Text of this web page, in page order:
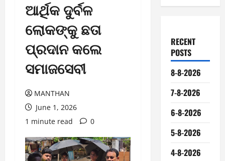
ଆର୍ଥିକ ଦୁର୍ବଳ
ଲୋକଙ୍କୁ ଛତା
ପ୍ରଦାନ କଲେ
ସମାଜସେବୀ
MANTHAN
June 1, 2026
1 minute read
0
RECENT
POSTS
8-8-2026
7-8-2026
6-8-2026
5-8-2026
4-8-2026